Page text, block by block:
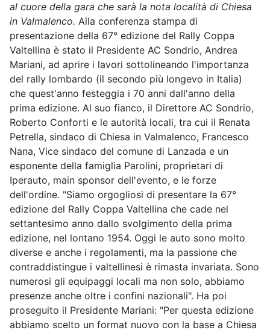
al cuore della gara che sarà la nota località di Chiesa
in Valmalenco. Alla conferenza stampa di
presentazione della 67° edizione del Rally Coppa
Valtellina è stato il Presidente AC Sondrio, Andrea
Mariani, ad aprire i lavori sottolineando l'importanza
del rally lombardo (il secondo più longevo in Italia)
che quest'anno festeggia i 70 anni dall'anno della
prima edizione. Al suo fianco, il Direttore AC Sondrio,
Roberto Conforti e le autorità locali, tra cui il Renata
Petrella, sindaco di Chiesa in Valmalenco, Francesco
Nana, Vice sindaco del comune di Lanzada e un
esponente della famiglia Parolini, proprietari di
Iperauto, main sponsor dell'evento, e le forze
dell'ordine. "Siamo orgogliosi di presentare la 67°
edizione del Rally Coppa Valtellina che cade nel
settantesimo anno dallo svolgimento della prima
edizione, nel lontano 1954. Oggi le auto sono molto
diverse e anche i regolamenti, ma la passione che
contraddistingue i valtellinesi è rimasta invariata. Sono
numerosi gli equipaggi locali ma non solo, abbiamo
presenze anche oltre i confini nazionali". Ha poi
proseguito il Presidente Mariani: "Per questa edizione
abbiamo scelto un format nuovo con la base a Chiesa